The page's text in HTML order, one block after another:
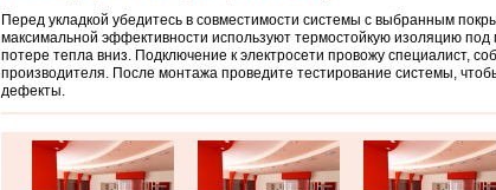
Перед укладкой убедитесь в совместимости системы с выбранным
максимальной эффективности используют термостойкую изоляцию под
потере тепла вниз. Подключение к электросети провожу специалист,
производителя. После монтажа проведите тестирование системы,
дефекты.